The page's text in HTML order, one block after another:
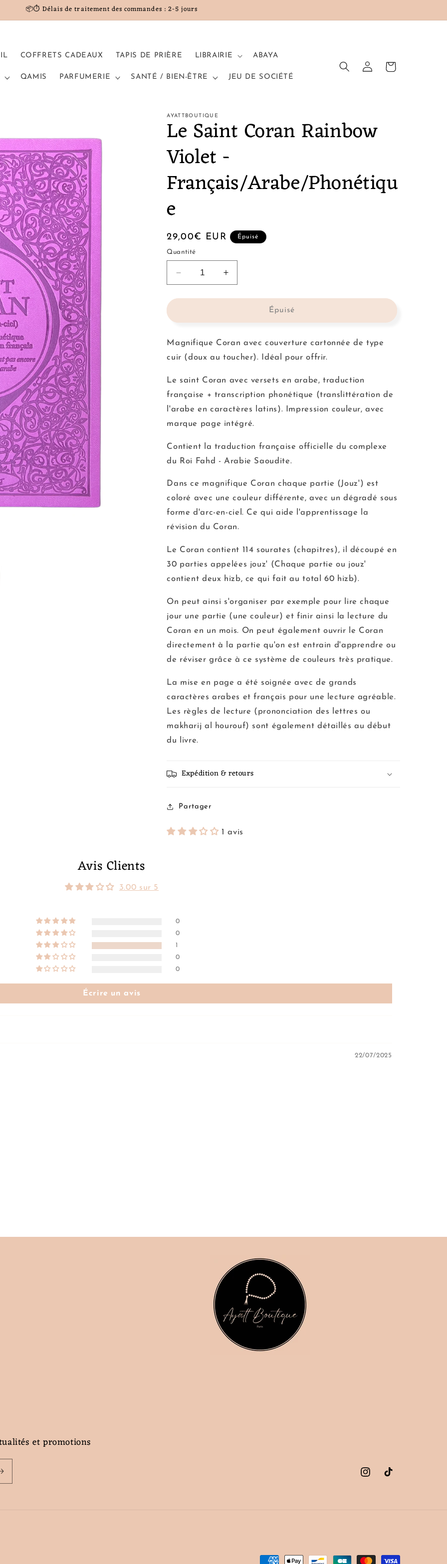
📦⏱️ Délais de traitement des commandes : 2-5 jours
COFFRETS CADEAUX TAPIS DE PRIÈRE LIBRAIRIE ABAYA
QAMIS PARFUMERIE SANTÉ / BIEN-ÊTRE JEU DE SOCIÉTÉ
ConnexionPanier
AYATTBOUTIQUE
Le Saint Coran Rainbow
Violet -
Français/Arabe/Phonétiqu
e
Prix
habituel
29,00€ EUR Épuisé
Quantité
Réduire
la
quantité
Le
Coran
Rainbow
Augmenter
la
quantité
Le
Coran
Rainbow
Français/Arabe/Phonétique
Épuisé
Magnifique Coran avec couverture cartonnée de type
cuir (doux au toucher). Idéal pour offrir.
Le saint Coran avec versets en arabe, traduction
française + transcription phonétique (translittération de
l'arabe en caractères latins). Impression couleur, avec
marque page intégré.
Contient la traduction française officielle du complexe
du Roi Fahd - Arabie Saoudite.
Dans ce magnifique Coran chaque partie (Jouz') est
coloré avec une couleur différente, avec un dégradé sous
forme d'arc-en-ciel. Ce qui aide l'apprentissage la
révision du Coran.
Le Coran contient 114 sourates (chapitres), il découpé en
30 parties appelées jouz' (Chaque partie ou jouz'
contient deux hizb, ce qui fait au total 60 hizb).
On peut ainsi s'organiser par exemple pour lire chaque
jour une partie (une couleur) et finir ainsi la lecture du
Coran en un mois. On peut également ouvrir le Coran
directement à la partie qu'on est entrain d'apprendre ou
de réviser grâce à ce système de couleurs très pratique.
La mise en page a été soignée avec de grands
caractères arabes et français pour une lecture agréable.
Les règles de lecture (prononciation des lettres ou
makharij al hourouf) sont également détaillés au début
du livre.
Expédition & retours
Partager
1 avis
Avis Clients
3.00 sur 5
0
0
1
0
0
Écrire un avis
22/07/2025
et promotions
InstagramTikTok
Moyens